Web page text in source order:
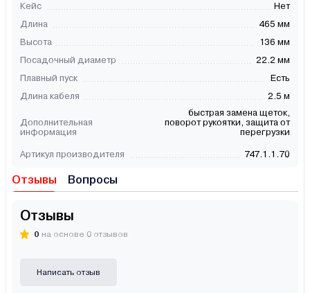
Кейс
Нет
Длина
465 мм
Высота
136 мм
Посадочный диаметр
22.2 мм
Плавный пуск
Есть
Длина кабеля
2.5 м
Дополнительная
информация
быстрая замена щеток,
поворот рукоятки, защита от
перегрузки
Артикул производителя 747.1.1.70
Отзывы Вопросы
Отзывы
0 на основе 0 отзывов
Написать отзыв